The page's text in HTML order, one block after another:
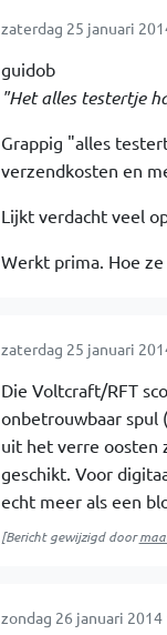
zaterdag 25 januari
guidob
"Het alles testertje
Grappig "alles
verzendkosten en
Lijkt verdacht veel
Werkt prima. Hoe
zaterdag 25 januari
Die Voltcraft/RFT
onbetrouwbaar spul
uit het verre oosten
geschikt. Voor
echt meer als een
[Bericht gewijzigd door
zondag 26 januari 2014